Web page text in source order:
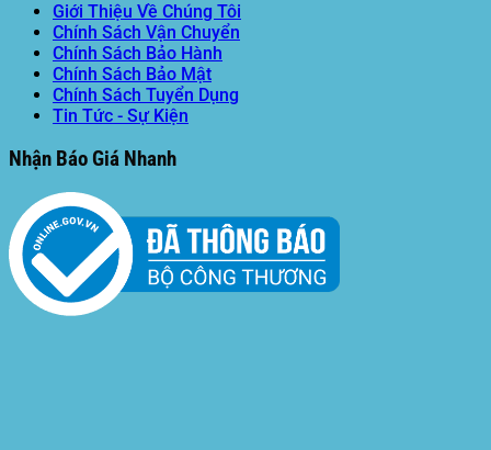
Giới Thiệu Về Chúng Tôi
Chính Sách Vận Chuyển
Chính Sách Bảo Hành
Chính Sách Bảo Mật
Chính Sách Tuyển Dụng
Tin Tức - Sự Kiện
Nhận Báo Giá Nhanh